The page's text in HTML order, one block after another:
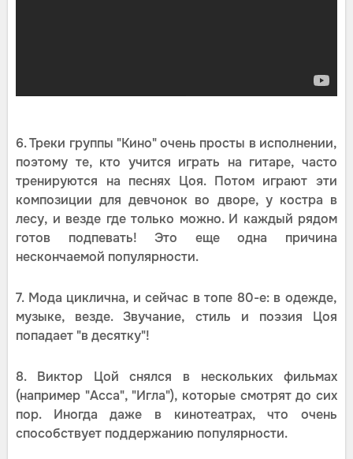
6. Треки группы "Кино" очень просты в исполнении,
поэтому те, кто учится играть на гитаре, часто
тренируются на песнях Цоя. Потом играют эти
композиции для девчонок во дворе, у костра в
лесу, и везде где только можно. И каждый рядом
готов подпевать! Это еще одна причина
нескончаемой популярности.
7. Мода циклична, и сейчас в топе 80-е: в одежде,
музыке, везде. Звучание, стиль и поэзия Цоя
попадает "в десятку"!
8. Виктор Цой снялся в нескольких фильмах
(например "Асса", "Игла"), которые смотрят до сих
пор. Иногда даже в кинотеатрах, что очень
способствует поддержанию популярности.